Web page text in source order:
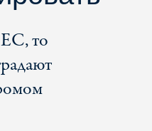
то